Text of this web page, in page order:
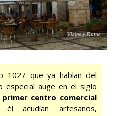
1027 que ya hablan del
especial auge en el siglo
primer centro comercial
él acudían artesanos,